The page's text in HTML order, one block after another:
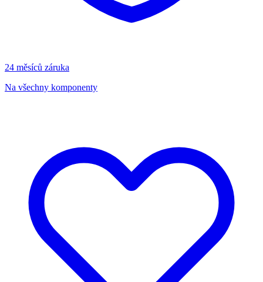
24 měsíců záruka
Na všechny komponenty